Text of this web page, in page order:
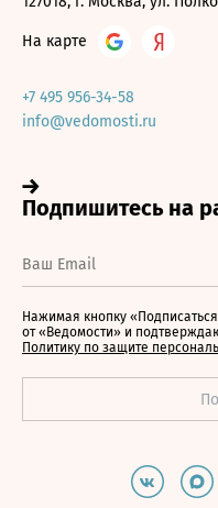
На карте
+7 495 956-34-58
info@vedomosti.ru
Нажимая кнопку
от «Ведомости» и
Политику по защите